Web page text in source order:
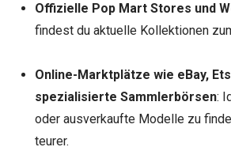
Offizielle Pop Mart Stores und
findest du aktuelle Kollektionen
Online-Marktplätze wie eBay,
spezialisierte Sammlerbörsen:
oder ausverkaufte Modelle zu
teurer.